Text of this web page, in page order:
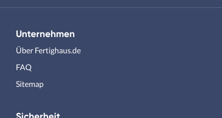
Unternehmen
Über Fertighaus.de
FAQ
Sitemap